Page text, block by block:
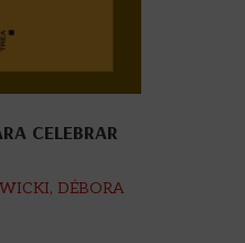
CELEBRAR
DÉBORA